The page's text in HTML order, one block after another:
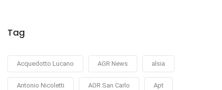
Tag
Acquedotto Lucano AGR News alsia
Antonio Nicoletti AOR San Carlo Apt